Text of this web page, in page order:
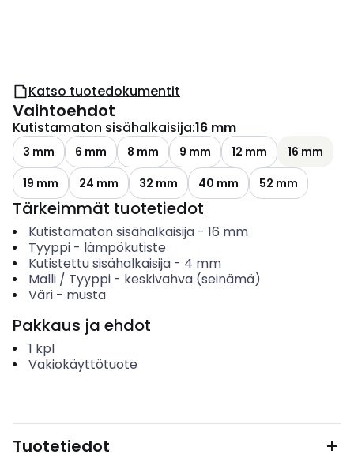
Katso tuotedokumentit
Vaihtoehdot
Kutistamaton sisähalkaisija:16 mm
3 mm 6 mm 8 mm 9 mm 12 mm
16 mm
19 mm
24 mm 32 mm 40 mm 52 mm
Tärkeimmät tuotetiedot
Kutistamaton sisähalkaisija- 16 mm
Tyyppi- lämpökutiste
Kutistettu sisähalkaisija- 4 mm
Malli / Tyyppi- keskivahva (seinämä)
Väri- musta
Pakkaus ja ehdot
1 kpl
Vakiokäyttötuote
Tuotetiedot